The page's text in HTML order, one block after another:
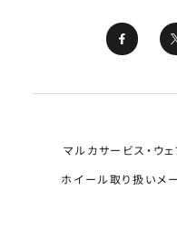
マルカサービス・ウェ
ホイール取り扱いメ